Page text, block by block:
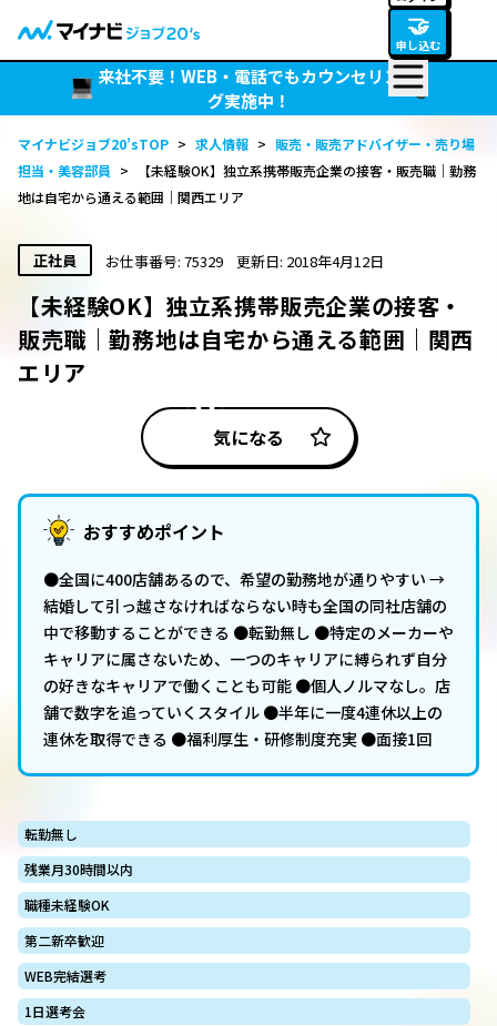
🤝
申し込む
来社不要！WEB・電話でもカウンセリン
グ実施中！
マイナビジョブ20’sTOP > 求人情報 > 販売・販売アドバイザー・売り場
担当・美容部員 >
【未経験OK】独立系携帯販売企業の接客・販売職｜勤務
地は自宅から通える範囲｜関西エリア
正社員 お仕事番号: 75329 更新日: 2018年4月12日
【未経験OK】独立系携帯販売企業の接客・
販売職｜勤務地は自宅から通える範囲｜関西
エリア
気になる
おすすめポイント
●全国に400店舗あるので、希望の勤務地が通りやすい →
結婚して引っ越さなければならない時も全国の同社店舗の
中で移動することができる ●転勤無し ●特定のメーカーや
キャリアに属さないため、一つのキャリアに縛られず自分
の好きなキャリアで働くことも可能 ●個人ノルマなし。店
舗で数字を追っていくスタイル ●半年に一度4連休以上の
連休を取得できる ●福利厚生・研修制度充実 ●面接1回
転勤無し
残業月30時間以内
職種未経験OK
第二新卒歓迎
WEB完結選考
1日選考会